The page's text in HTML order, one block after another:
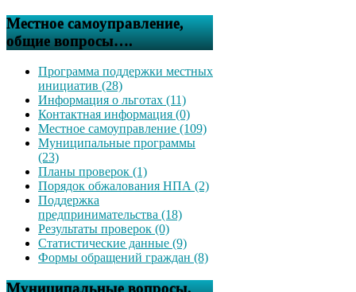
Местное самоуправление,
общие вопросы….
Программа поддержки местных
инициатив (28)
Информация о льготах (11)
Контактная информация (0)
Местное самоуправление (109)
Муниципальные программы
(23)
Планы проверок (1)
Порядок обжалования НПА (2)
Поддержка
предпринимательства (18)
Результаты проверок (0)
Статистические данные (9)
Формы обращений граждан (8)
Муниципальные вопросы,